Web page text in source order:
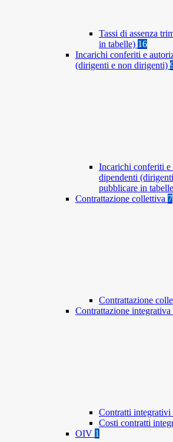
Tassi di assenza
in tabelle) 16
Incarichi conferiti e
(dirigenti e non dirigenti)
Incarichi conferiti e
dipendenti
pubblicare in
Contrattazione collettiva 7
Contrattazione
Contrattazione integrativa
Contratti integrativi
Costi contratti
OIV 1